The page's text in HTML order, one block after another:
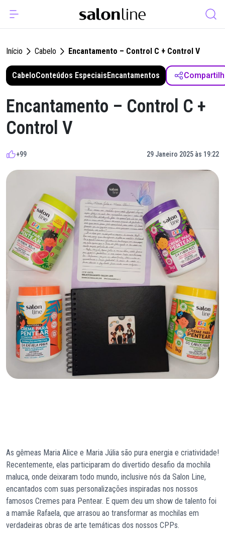
Início Cabelo Encantamento – Control C + Control V
CabeloConteúdos EspeciaisEncantamentos
Encantamento – Control C +
Control V
+99 29 Janeiro 2025 às 19:22
As gêmeas Maria Alice e Maria Júlia são pura energia e criatividade!
Recentemente, elas participaram do divertido desafio da mochila
maluca, onde deixaram todo mundo, inclusive nós da Salon Line,
encantados com suas personalizações inspiradas nos nossos
famosos Cremes para Pentear. E quem deu um show de talento foi
a mamãe Rafaela, que arrasou ao transformar as mochilas em
verdadeiras obras de arte temáticas dos nossos CPPs.